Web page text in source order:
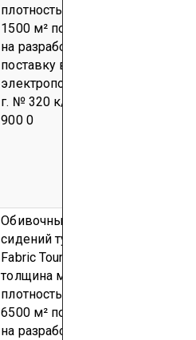
плотностью 700-900 г/м²)
1500 м² по Договору подряда
на разработку, изготовление и
поставку высокоскоростных
электропоездов от 18 мая 2006
г. № 320 к/т
900 0
Обивочный материал для
сидений туристического класса
Fabric Tourist (велюровая ткань:
толщина материала 2,68 мм и
плотностью 2577 г/м²)
6500 м² по Договору подряда
на разработку, изготовление и